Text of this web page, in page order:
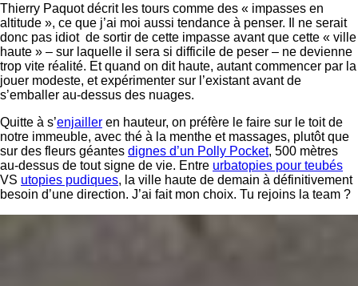
Thierry Paquot décrit les tours comme des « impasses en
altitude », ce que j’ai moi aussi tendance à penser. Il ne serait
donc pas idiot de sortir de cette impasse avant que cette « ville
haute » – sur laquelle il sera si difficile de peser – ne devienne
trop vite réalité. Et quand on dit haute, autant commencer par la
jouer modeste, et expérimenter sur l’existant avant de
s’emballer au-dessus des nuages.
Quitte à s’enjailler en hauteur, on préfère le faire sur le toit de
notre immeuble, avec thé à la menthe et massages, plutôt que
sur des fleurs géantes dignes d’un Polly Pocket, 500 mètres
au-dessus de tout signe de vie. Entre urbatopies pour teubés
VS utopies pudiques, la ville haute de demain à définitivement
besoin d’une direction. J’ai fait mon choix. Tu rejoins la team ?